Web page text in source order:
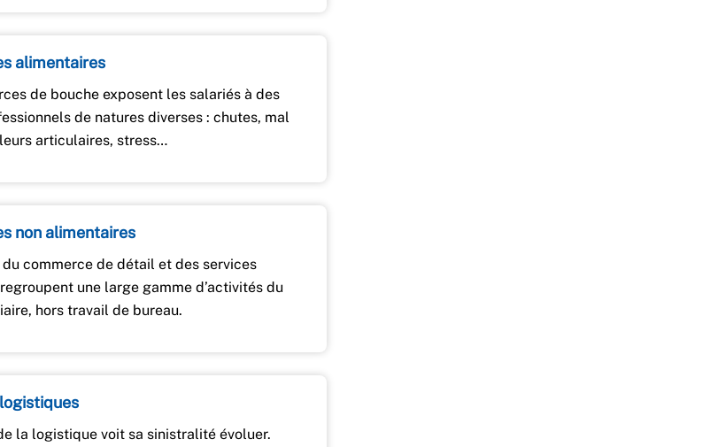
alimentaires
de bouche exposent les salariés à des
de natures diverses : chutes, mal
articulaires, stress…
non alimentaires
commerce de détail et des services
une large gamme d’activités du
hors travail de bureau.
la logistique voit sa sinistralité évoluer.